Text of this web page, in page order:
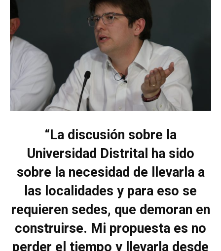
“La discusión sobre la
Universidad Distrital ha sido
sobre la necesidad de llevarla a
las localidades y para eso se
requieren sedes, que demoran en
construirse. Mi propuesta es no
perder el tiempo y llevarla desde